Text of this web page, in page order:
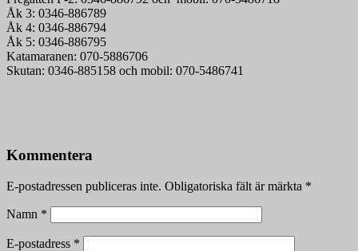
Åk 3: 0346-886789
Åk 4: 0346-886794
Åk 5: 0346-886795
Katamaranen: 070-5886706
Skutan: 0346-885158 och mobil: 070-5486741
Kommentera
E-postadressen publiceras inte. Obligatoriska fält är märkta *
Namn *
E-postadress *